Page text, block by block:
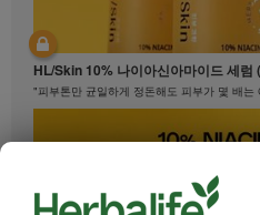
HL/Skin 10% 나이아신아마이드 세럼
"피부톤만 균일하게 정돈해도 피부가 몇 배